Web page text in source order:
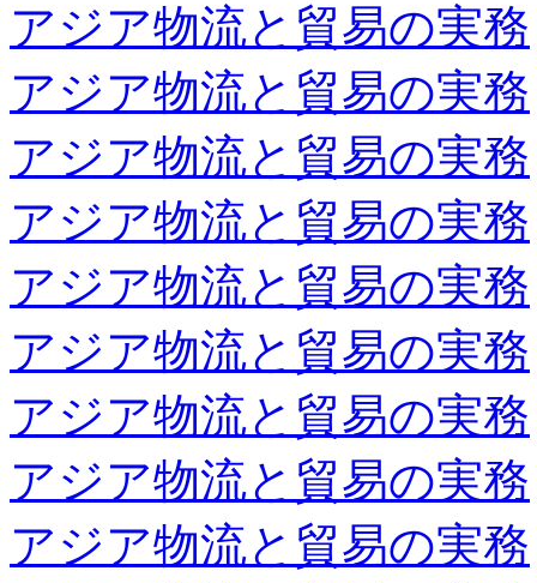
アジア物流と貿易の実務
アジア物流と貿易の実務
アジア物流と貿易の実務
アジア物流と貿易の実務
アジア物流と貿易の実務
アジア物流と貿易の実務
アジア物流と貿易の実務
アジア物流と貿易の実務
アジア物流と貿易の実務